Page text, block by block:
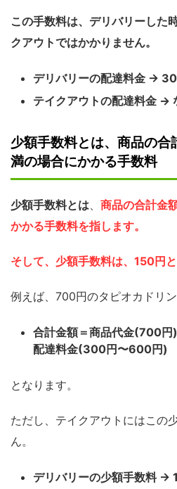
この手数料は、デリバリーした
クアウトではかかりません。
デリバリーの配達料金 →
テイクアウトの配達料金 →
少額手数料とは、商品の
満の場合にかかる手数料
少額手数料とは
商品の合計金
かかる手数料を指します。
そして、少額手数料は、150円と
例えば、700円のタピオカドリン
合計金額＝商品代金(700
配達料金(300円〜600円)
となります。
ただし、テイクアウトにはこの
ん。
デリバリーの少額手数料 →